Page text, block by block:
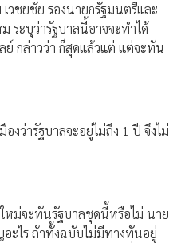
วชยชัย รองนายกรัฐมนตรีและ
ระบุว่ารัฐบาลนี้อาจจะทำได้
กล่าวว่า ก็สุดแล้วแต่ แต่จะทัน
องว่ารัฐบาลจะอยู่ไม่ถึง 1 ปี จึงไม่
หม่จะทันรัฐบาลชุดนี้หรือไม่ นาย
ะไร ถ้าทั้งฉบับไม่มีทางทันอยู่